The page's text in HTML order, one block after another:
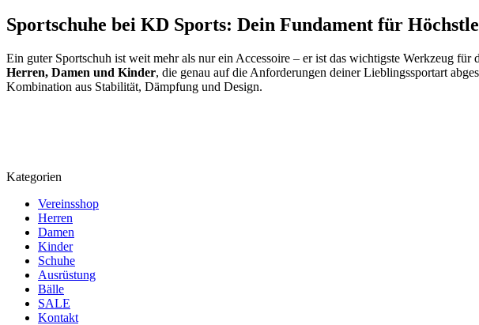
Sportschuhe bei KD Sports: Dein Fundament für
Ein guter Sportschuh ist weit mehr als nur ein Accessoire – er ist das wichtigste Werkzeug für
Herren, Damen und Kinder, die genau auf die Anforderungen deiner Lieblingssportart
Kombination aus Stabilität, Dämpfung und Design.
Kategorien
Vereinsshop
Herren
Damen
Kinder
Schuhe
Ausrüstung
Bälle
SALE
Kontakt